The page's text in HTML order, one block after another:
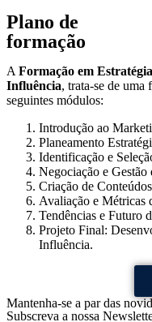
Plano de
formação
A Formação em
Influência, trata-se de uma
seguintes módulos:
Introdução ao
Planeamento
Identificação e
Negociação e Gestão
Criação de
Avaliação e Métricas
Tendências e Futuro
Projeto Final:
Influência.
Mantenha-se a par das
Subscreva a nossa